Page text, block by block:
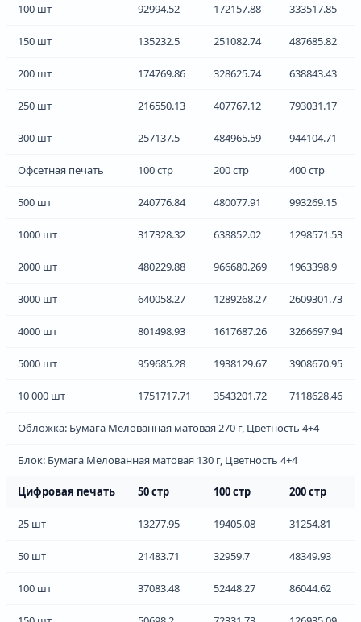
100 шт 92994.52 172157.88 333517.85
150 шт 135232.5 251082.74 487685.82
200 шт 174769.86 328625.74 638843.43
250 шт 216550.13 407767.12 793031.17
300 шт 257137.5 484965.59 944104.71
Офсетная печать 100 стр 200 стр 400 стр
500 шт 240776.84 480077.91 993269.15
1000 шт 317328.32 638852.02 1298571.53
2000 шт 480229.88 966680.269 1963398.9
3000 шт 640058.27 1289268.27 2609301.73
4000 шт 801498.93 1617687.26 3266697.94
5000 шт 959685.28 1938129.67 3908670.95
10 000 шт 1751717.71 3543201.72 7118628.46
Обложка: Бумага Мелованная матовая 270 г, Цветность 4+4
Блок: Бумага Мелованная матовая 130 г, Цветность 4+4
Цифровая печать 50 стр 100 стр 200 стр
25 шт 13277.95 19405.08 31254.81
50 шт 21483.71 32959.7 48349.93
100 шт 37083.48 52448.27 86044.62